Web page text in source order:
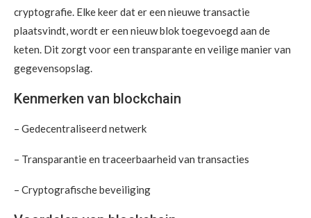
cryptografie. Elke keer dat er een nieuwe transactie
plaatsvindt, wordt er een nieuw blok toegevoegd aan de
keten. Dit zorgt voor een transparante en veilige manier van
gegevensopslag.
Kenmerken van blockchain
– Gedecentraliseerd netwerk
– Transparantie en traceerbaarheid van transacties
– Cryptografische beveiliging